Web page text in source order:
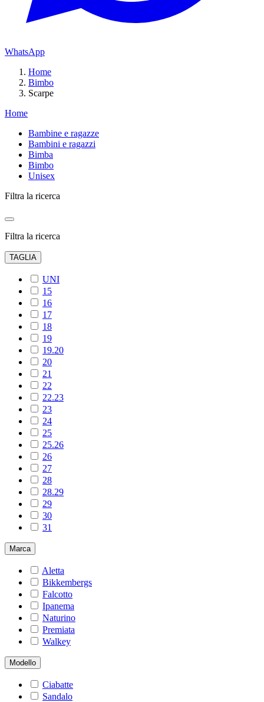
WhatsApp
Home
Bimbo
Scarpe
Home
Bambine e ragazze
Bambini e ragazzi
Bimba
Bimbo
Unisex
Filtra la ricerca
Filtra la ricerca
TAGLIA
UNI
15
16
17
18
19
19.20
20
21
22
22.23
23
24
25
25.26
26
27
28
28.29
29
30
31
Marca
Aletta
Bikkembergs
Falcotto
Ipanema
Naturino
Premiata
Walkey
Modello
Ciabatte
Sandalo